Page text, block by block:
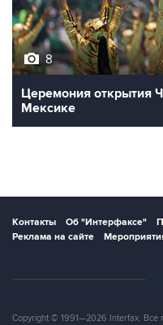
8
Церемония открытия
Мексике
Контакты Об "Интерфаксе"
Реклама на сайте
Copyright © 1991—2026 Interfax.